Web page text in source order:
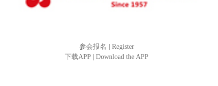
参会报名
Register
下载APP
Download the APP